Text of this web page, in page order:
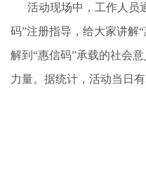
活动现场中，工作人员
码”注册指导，给大家讲解
解到“惠信码”承载的社会
力量。据统计，活动当日